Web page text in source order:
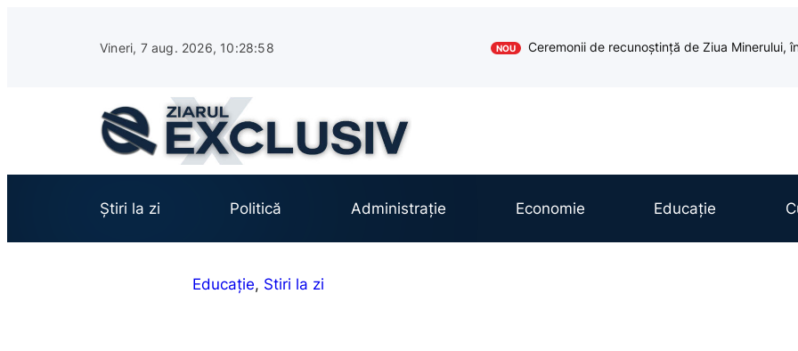
Vineri, 7 aug. 2026, 10:28:59 NOU Ceremonii de recunoștință de Ziua Minerului,
Știri la zi Politică Administrație Economie Educație
Educație, Stiri la zi